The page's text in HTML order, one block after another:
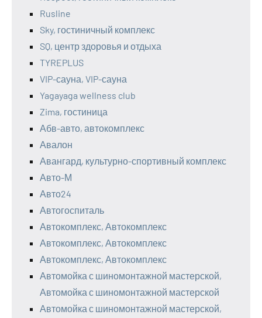
Rusline
Sky, гостиничный комплекс
SQ, центр здоровья и отдыха
TYREPLUS
VIP-сауна, VIP-сауна
Yagayaga wellness club
Zima, гостиница
Абв-авто, автокомплекс
Авалон
Авангард, культурно-спортивный комплекс
Авто-М
Авто24
Автогоспиталь
Автокомплекс, Автокомплекс
Автокомплекс, Автокомплекс
Автокомплекс, Автокомплекс
Автомойка с шиномонтажной мастерской,
Автомойка с шиномонтажной мастерской
Автомойка с шиномонтажной мастерской,